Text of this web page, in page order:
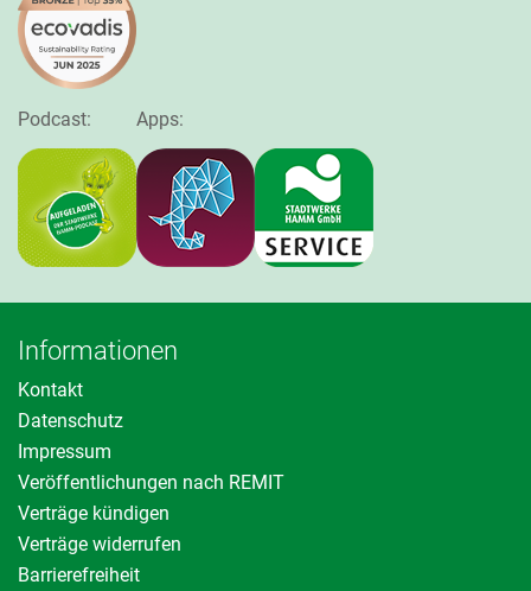
Podcast: Apps:
Informationen
Kontakt
Datenschutz
Impressum
Veröffentlichungen nach REMIT
Verträge kündigen
Verträge widerrufen
Barrierefreiheit